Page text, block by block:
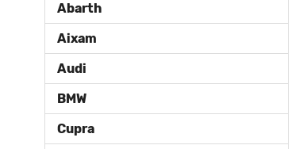
Abarth
Aixam
Audi
BMW
Cupra